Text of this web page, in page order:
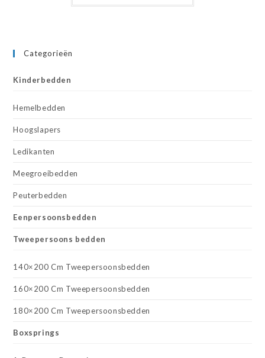
Categorieën
Kinderbedden
Hemelbedden
Hoogslapers
Ledikanten
Meegroeibedden
Peuterbedden
Eenpersoonsbedden
Tweepersoons bedden
140×200 Cm Tweepersoonsbedden
160×200 Cm Tweepersoonsbedden
180×200 Cm Tweepersoonsbedden
Boxsprings